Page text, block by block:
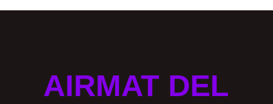
AIRMAT DEL